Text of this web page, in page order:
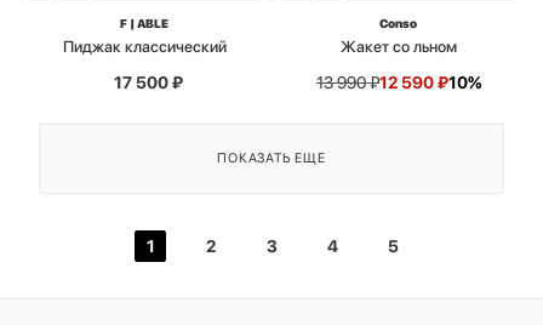
F | ABLE
Пиджак классический
17 500₽
Conso
Жакет со льном
13 990₽12 590₽10%
ПОКАЗАТЬ ЕЩЕ
1 2 3 4 5